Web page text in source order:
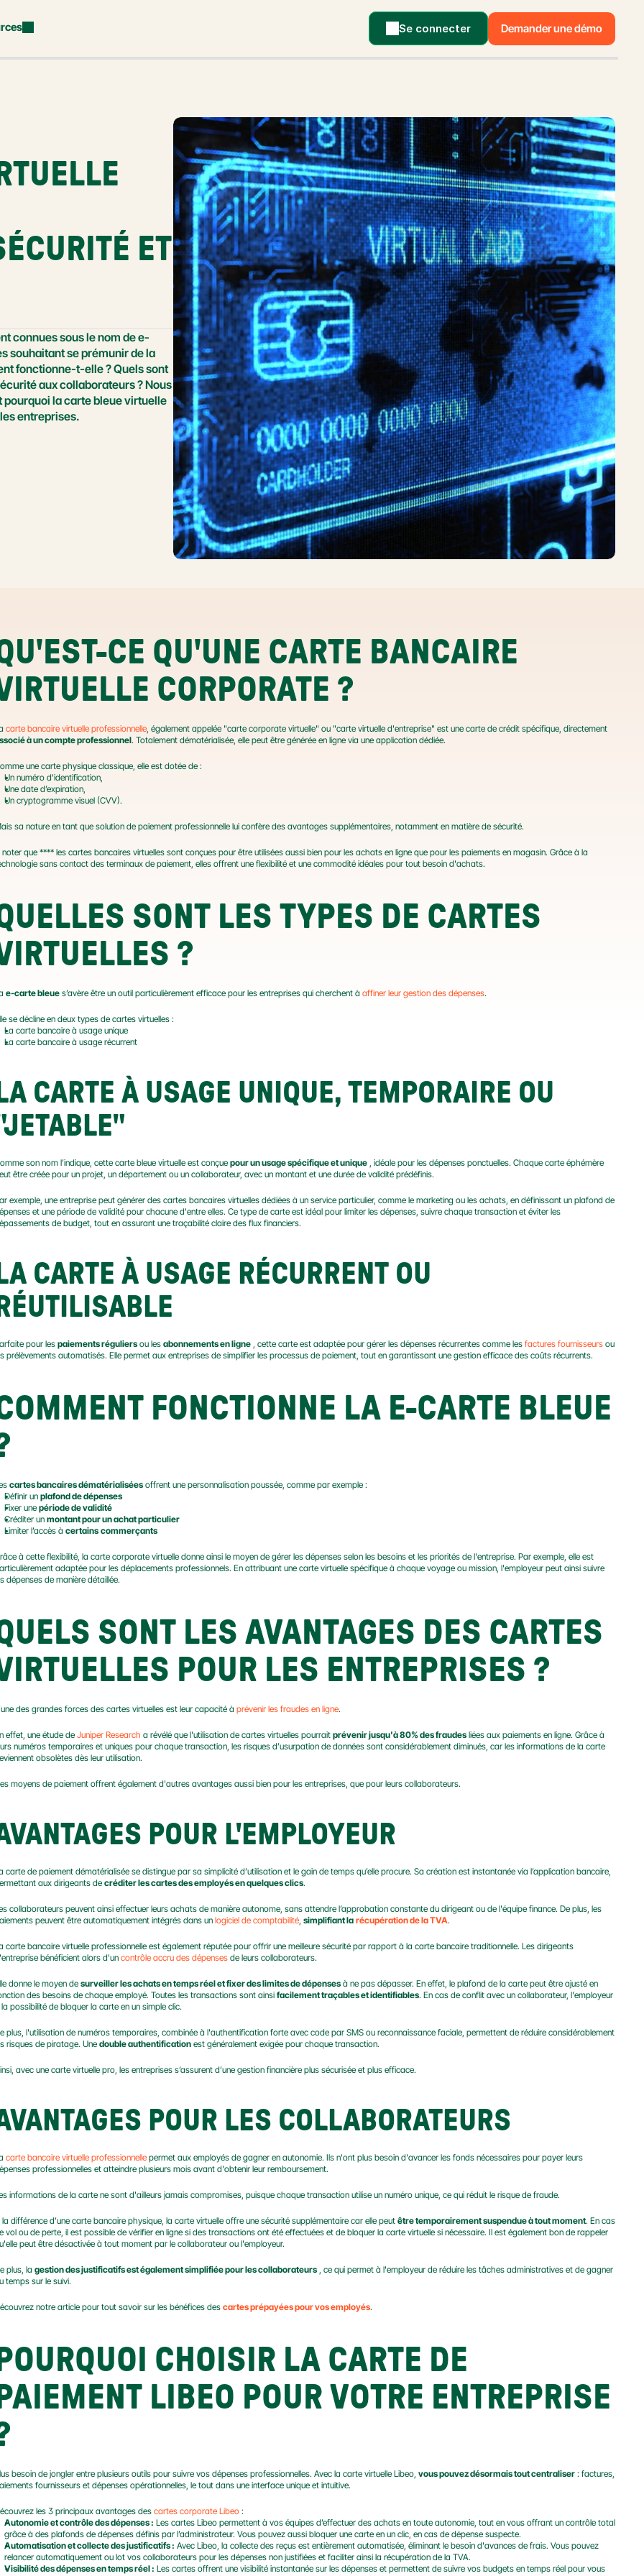
Se connecter Demander une démo
ET
connues sous le nom de e-
souhaitant se prémunir de la
fonctionne-t-elle ? Quels sont
aux collaborateurs ? Nous
la carte bleue virtuelle
entreprises.
CE QU'UNE CARTE BANCAIRE
CORPORATE ?
carte bancaire virtuelle professionnelle
à un compte professionnel. Totalement dématérialisée, elle peut être générée en ligne via une application dédiée.
une carte physique classique, elle est dotée de :
Un numéro d'identification,
Une date d’expiration,
Un cryptogramme visuel (CVV).
sa nature en tant que solution de paiement professionnelle lui confère des avantages supplémentaires, notamment en matière de sécurité.
noter que **** les cartes bancaires virtuelles sont conçues pour être utilisées aussi bien pour les achats en ligne que pour les paiements en magasin. Grâce à la
sans contact des terminaux de paiement, elles offrent une flexibilité et une commodité idéales pour tout besoin d'achats.
SONT LES TYPES DE CARTES
?
e-carte bleue s’avère être un outil particulièrement efficace pour les entreprises qui cherchent à affiner leur gestion des dépenses.
se décline en deux types de cartes virtuelles :
La carte bancaire à usage unique
La carte bancaire à usage récurrent
LA CARTE À USAGE UNIQUE, TEMPORAIRE OU
son nom l’indique, cette carte bleue virtuelle est conçue pour un usage spécifique et unique , idéale pour les dépenses ponctuelles. Chaque carte éphémère
être créée pour un projet, un département ou un collaborateur, avec un montant et une durée de validité prédéfinis.
exemple, une entreprise peut générer des cartes bancaires virtuelles dédiées à un service particulier, comme le marketing ou les achats, en définissant un plafond de
et une période de validité pour chacune d'entre elles. Ce type de carte est idéal pour limiter les dépenses, suivre chaque transaction et éviter les
de budget, tout en assurant une traçabilité claire des flux financiers.
LA CARTE À USAGE RÉCURRENT OU
RÉUTILISABLE
pour les paiements réguliers ou les abonnements en ligne , cette carte est adaptée pour gérer les dépenses récurrentes comme les factures fournisseurs ou
prélèvements automatisés. Elle permet aux entreprises de simplifier les processus de paiement, tout en garantissant une gestion efficace des coûts récurrents.
FONCTIONNE LA E-CARTE BLEUE
cartes bancaires dématérialisées offrent une personnalisation poussée, comme par exemple :
Définir un plafond de dépenses
Fixer une période de validité
Créditer un montant pour un achat particulier
Limiter l’accès à certains commerçants
à cette flexibilité, la carte corporate virtuelle donne ainsi le moyen de gérer les dépenses selon les besoins et les priorités de l'entreprise. Par exemple, elle est
adaptée pour les déplacements professionnels. En attribuant une carte virtuelle spécifique à chaque voyage ou mission, l'employeur peut ainsi suivre
dépenses de manière détaillée.
SONT LES AVANTAGES DES CARTES
POUR LES ENTREPRISES ?
des grandes forces des cartes virtuelles est leur capacité à prévenir les fraudes en ligne.
effet, une étude de Juniper Research a révélé que l'utilisation de cartes virtuelles pourrait prévenir jusqu'à 80% des fraudes liées aux paiements en ligne. Grâce à
numéros temporaires et uniques pour chaque transaction, les risques d’usurpation de données sont considérablement diminués, car les informations de la carte
obsolètes dès leur utilisation.
moyens de paiement offrent également d'autres avantages aussi bien pour les entreprises, que pour leurs collaborateurs.
POUR L'EMPLOYEUR
carte de paiement dématérialisée se distingue par sa simplicité d’utilisation et le gain de temps qu’elle procure. Sa création est instantanée via l’application bancaire,
aux dirigeants de créditer les cartes des employés en quelques clics.
collaborateurs peuvent ainsi effectuer leurs achats de manière autonome, sans attendre l’approbation constante du dirigeant ou de l'équipe finance. De plus, les
peuvent être automatiquement intégrés dans un logiciel de comptabilité, simplifiant la récupération de la TVA.
carte bancaire virtuelle professionnelle est également réputée pour offrir une meilleure sécurité par rapport à la carte bancaire traditionnelle. Les dirigeants
bénéficient alors d'un contrôle accru des dépenses de leurs collaborateurs.
donne le moyen de surveiller les achats en temps réel et fixer des limites de dépenses à ne pas dépasser. En effet, le plafond de la carte peut être ajusté en
des besoins de chaque employé. Toutes les transactions sont ainsi facilement traçables et identifiables. En cas de conflit avec un collaborateur, l'employeur
possibilité de bloquer la carte en un simple clic.
plus, l'utilisation de numéros temporaires, combinée à l'authentification forte avec code par SMS ou reconnaissance faciale, permettent de réduire considérablement
risques de piratage. Une double authentification est généralement exigée pour chaque transaction.
avec une carte virtuelle pro, les entreprises s’assurent d’une gestion financière plus sécurisée et plus efficace.
POUR LES COLLABORATEURS
carte bancaire virtuelle professionnelle permet aux employés de gagner en autonomie. Ils n'ont plus besoin d'avancer les fonds nécessaires pour payer leurs
professionnelles et atteindre plusieurs mois avant d'obtenir leur remboursement.
informations de la carte ne sont d'ailleurs jamais compromises, puisque chaque transaction utilise un numéro unique, ce qui réduit le risque de fraude.
la différence d’une carte bancaire physique, la carte virtuelle offre une sécurité supplémentaire car elle peut être temporairement suspendue à tout moment. En cas
vol ou de perte, il est possible de vérifier en ligne si des transactions ont été effectuées et de bloquer la carte virtuelle si nécessaire. Il est également bon de rappeler
peut être désactivée à tout moment par le collaborateur ou l'employeur.
plus, la gestion des justificatifs est également simplifiée pour les collaborateurs , ce qui permet à l'employeur de réduire les tâches administratives et de gagner
temps sur le suivi.
notre article pour tout savoir sur les bénéfices des cartes prépayées pour vos employés.
POURQUOI CHOISIR LA CARTE DE
PAIEMENT LIBEO POUR VOTRE ENTREPRISE
besoin de jongler entre plusieurs outils pour suivre vos dépenses professionnelles. Avec la carte virtuelle Libeo, vous pouvez désormais tout centraliser : factures,
fournisseurs et dépenses opérationnelles, le tout dans une interface unique et intuitive.
les 3 principaux avantages des cartes corporate Libeo :
Autonomie et contrôle des dépenses : Les cartes Libeo permettent à vos équipes d’effectuer des achats en toute autonomie, tout en vous offrant un contrôle total
grâce à des plafonds de dépenses définis par l’administrateur. Vous pouvez aussi bloquer une carte en un clic, en cas de dépense suspecte.
Automatisation et collecte des justificatifs : Avec Libeo, la collecte des reçus est entièrement automatisée, éliminant le besoin d'avances de frais. Vous pouvez
relancer automatiquement ou lot vos collaborateurs pour les dépenses non justifiées et faciliter ainsi la récupération de la TVA.
Visibilité des dépenses en temps réel : Les cartes offrent une visibilité instantanée sur les dépenses et permettent de suivre vos budgets en temps réel pour vous